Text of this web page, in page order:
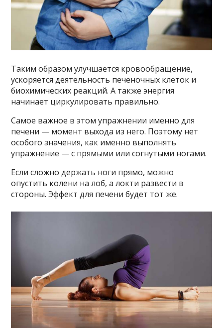
Таким образом улучшается кровообращение,
ускоряется деятельность печеночных клеток и
биохимических реакций. А также энергия
начинает циркулировать правильно.
Самое важное в этом упражнении именно для
печени — момент выхода из него. Поэтому нет
особого значения, как именно выполнять
упражнение — с прямыми или согнутыми ногами.
Если сложно держать ноги прямо, можно
опустить колени на лоб, а локти развести в
стороны. Эффект для печени будет тот же.